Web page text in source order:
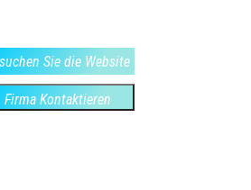
Sie die Website
Firma Kontaktieren